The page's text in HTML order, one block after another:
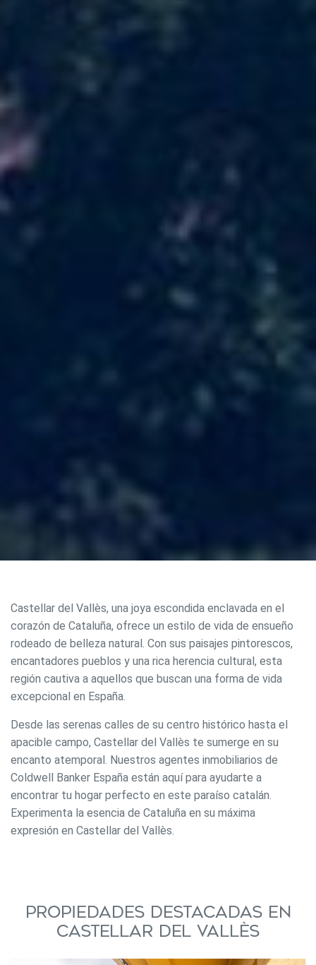
Castellar del Vallès, una joya escondida enclavada en el
corazón de Cataluña, ofrece un estilo de vida de ensueño
rodeado de belleza natural. Con sus paisajes pintorescos,
encantadores pueblos y una rica herencia cultural, esta
región cautiva a aquellos que buscan una forma de vida
excepcional en España.
Desde las serenas calles de su centro histórico hasta el
apacible campo, Castellar del Vallès te sumerge en su
encanto atemporal. Nuestros agentes inmobiliarios de
Coldwell Banker España están aquí para ayudarte a
encontrar tu hogar perfecto en este paraíso catalán.
Experimenta la esencia de Cataluña en su máxima
expresión en Castellar del Vallès.
Propiedades destacadas en
Castellar del Vallès